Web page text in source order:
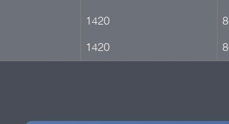
1420
1420